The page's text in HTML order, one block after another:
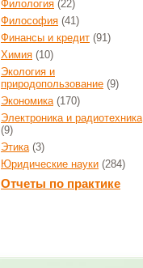
Филология (22)
Философия (41)
Финансы и кредит (91)
Химия (10)
Экология и
природопользование (9)
Экономика(170)
Электроника и радиотехника
(9)
Этика(3)
Юридические науки (284)
Отчеты по практике